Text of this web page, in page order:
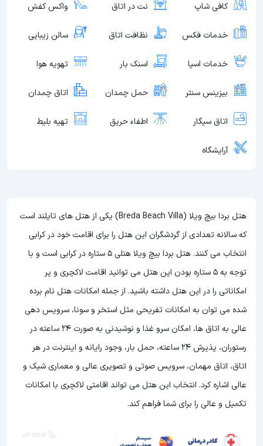
کافی شاپ نت در اتاق واکس کفش
خدمات فکس نظافت اتاق سالن زیبایی
خدمات اسپا اسنک بار تهویه هوا
بیزینس سنتر حمل چمدان اتاق چمدان
اتاق سیگار اطفاء حریق تهیه بلیط
آرایشگاه
هتل بردا بیچ ویلا (Breda Beach Villa) یکی از هتل های تایلند است
که سالانه تعدادی از گردشگران این هتل را برای اقامت خود در کرابی
انتخاب می کنند. هتل بردا بیچ ویلا هتلی 5 ستاره در کرابی است و با
توجه به 5 ستاره بودن این هتل
می توانید اقامت لاکچری و پر
امکاناتی را در این هتل داشته باشید. از جمله امکانات هتل نام برده
شده می توان به امکانات تفریحی مثل استخر و سونا، سرویس دهی
عالی به اتاق ها، امکان سرو غذا و نوشیدنی به صورت 24 ساعته در
رستوران، پذیرش 24 ساعته، حمل بار، وجود رایانه و اینترنت در هر
اتاق، اتاق مهمان، سرویس صوتی و تصویری عالی و معماری شیک و
عالی اشاره کرد. انتخاب این هتل می تواند اقامتی لاکچری با امکانات
تکمیل و عالی را برای شما فراهم کند.